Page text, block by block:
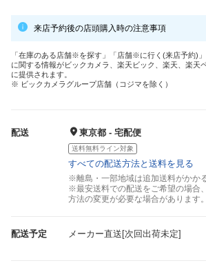
来店予約後の店頭購入時の注意事項
「在庫のある店舗※を探す」「店舗※に行く(来店予約)
に関する情報がビックカメラ、楽天ビック、楽天、楽天
に提供されます。
※ ビックカメラグループ店舗（コジマを除く）
配送 東京都 - 宅配便
送料無料ライン対象
すべての配送方法と送料を見る
※離島・一部地域は追加送料がかか
※最安送料での配送をご希望の場合
方法の変更が必要な場合があります。
配送予定 メーカー直送[次回出荷未定]